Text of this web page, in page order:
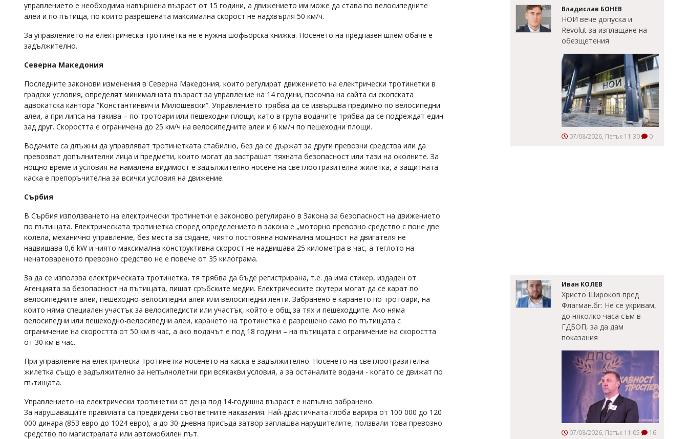
управлението е необходима навършена възраст от 15 години, а движението им може да става по велосипедните
алеи и по пътища, по които разрешената максимална скорост не надхвърля 50 км/ч.
За управлението на електрическа тротинетка не е нужна шофьорска книжка. Носенето на предпазен шлем обаче е
задължително.
Северна Македония
Последните законови изменения в Северна Македония, които регулират движението на електрически тротинетки в
градски условия, определят минималната възраст за управление на 14 години, посочва на сайта си скопската
адвокатска кантора “Константинвич и Милошевски“. Управлението трябва да се извършва предимно по велосипедни
алеи, а при липса на такива – по тротоари или пешеходни площи, като в група водачите трябва да се подреждат един
зад друг. Скоростта е ограничена до 25 км/ч на велосипедните алеи и 6 км/ч по пешеходни площи.
Водачите са длъжни да управляват тротинетката стабилно, без да се държат за други превозни средства или да
превозват допълнителни лица и предмети, които могат да застрашат тяхната безопасност или тази на околните. За
нощно време и условия на намалена видимост е задължително носене на светлоотразителна жилетка, а защитната
каска е препоръчителна за всички условия на движение.
Сърбия
В Сърбия използването на електрически тротинетки е законово регулирано в Закона за безопасност на движението
по пътищата. Електрическата тротинетка според определението в закона е „моторно превозно средство с поне две
колела, механично управление, без места за сядане, чиято постоянна номинална мощност на двигателя не
надвишава 0,6 kW и чиято максимална конструктивна скорост не надвишава 25 километра в час, а теглото на
ненатовареното превозно средство не е повече от 35 килограма.
За да се използва електрическата тротинетка, тя трябва да бъде регистрирана, т.е. да има стикер, издаден от
Агенцията за безопасност на пътищата, пишат сръбските медии. Електрическите скутери могат да се карат по
велосипедните алеи, пешеходно-велосипедни алеи или велосипедни ленти. Забранено е карането по тротоари, на
които няма специален участък за велосипедисти или участък, който е общ за тях и пешеходците. Ако няма
велосипедни или пешеходно-велосипедни алеи, карането на тротинетка е разрешено само по пътищата с
ограничение на скоростта от 50 км в час, а ако водачът е под 18 години – на пътищата с ограничение на скоростта
от 30 км в час.
При управление на електрическа тротинетка носенето на каска е задължително. Носенето на светлоотразителна
жилетка също е задължително за непълнолетни при всякакви условия, а за останалите водачи - когато се движат по
пътищата.
Управлението на електрически тротинетки от деца под 14-годишна възраст е напълно забранено.
За нарушаващите правилата са предвидени съответните наказания. Най-драстичната глоба варира от 100 000 до 120
000 динара (853 евро до 1024 евро), а до 30-дневна присъда затвор заплашва нарушителите, ползвали това превозно
средство по магистралата или автомобилен път.
Владислав БОНЕВ
НОИ вече допуска и
Revolut за изплащане на
обезщетения
07/08/2026, Петък 11:30 0
Иван КОЛЕВ
Христо Широков пред
Флагман.бг: Не се укривам,
до няколко часа съм в
ГДБОП, за да дам
показания
07/08/2026, Петък 11:05 16